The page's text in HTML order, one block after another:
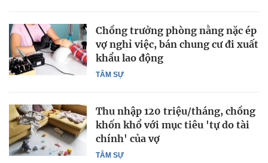
TÂM SỰ
Chồng trưởng phòng nằng nặc ép
vợ nghỉ việc, bán chung cư đi xuất
khẩu lao động
TÂM SỰ
Thu nhập 120 triệu/tháng, chồng
khốn khổ với mục tiêu 'tự do tài
chính' của vợ